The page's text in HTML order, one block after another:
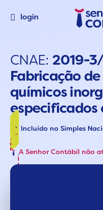
login
CNAE: 2019-
Fabricação
químicos
Incluído no Simples
A Senhor Contábil não